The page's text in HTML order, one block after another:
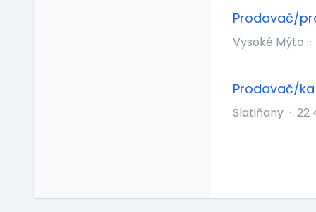
Prodavač/
Vysoké Mýto ·
Prodavač/
Slatiňany · 22